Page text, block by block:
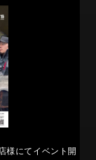
様にてイベント開